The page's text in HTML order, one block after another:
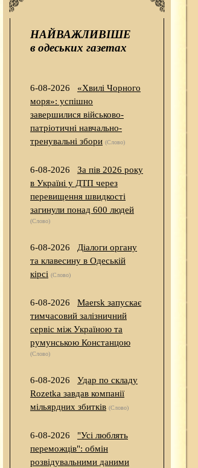
НАЙВАЖЛИВІШЕ
в одеських газетах
6-08-2026
«Хвилі Чорного
моря»: успішно
завершилися військово-
патріотичні навчально-
тренувальні збори (Слово)
6-08-2026
За пів 2026 року
в Україні у ДТП через
перевищення швидкості
загинули понад 600 людей
(Слово)
6-08-2026
Діалоги органу
та клавесину в Одеській
кірсі (Слово)
6-08-2026
Maersk запускає
тимчасовий залізничний
сервіс між Україною та
румунською Констанцою
(Слово)
6-08-2026
Удар по складу
Rozetka завдав компанії
мільярдних збитків (Слово)
6-08-2026
"Усі люблять
переможців": обмін
розвідувальними даними